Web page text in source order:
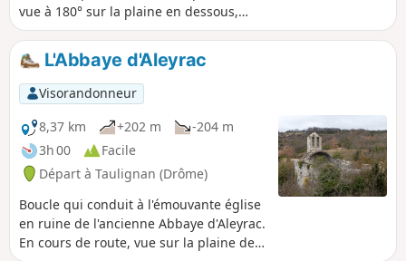
vue à 180° sur la plaine en dessous,
agricole et aussi boisée, de la Valdaine.
Une petite boucle intermédiaire
agrémente l'aller-retour.
L'Abbaye d'Aleyrac
Visorandonneur
8,37 km
+202 m
-204 m
3h 00
Facile
Départ à Taulignan (Drôme)
Boucle qui conduit à l'émouvante église
en ruine de l'ancienne Abbaye d'Aleyrac.
En cours de route, vue sur la plaine de